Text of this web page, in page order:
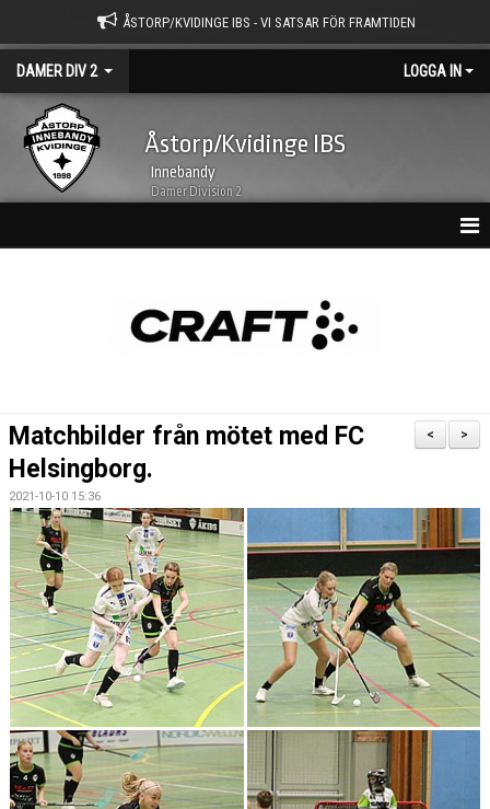
ÅSTORP/KVIDINGE IBS - VI SATSAR FÖR FRAMTIDEN
DAMER DIV 2 LOGGA IN
Åstorp/Kvidinge IBS
Innebandy
Damer Division 2
BILDGALLERI
DOKUMENT
KONTAKT
MATCHER
SERIETABELL
>
<
Matchbilder från mötet med FC
Helsingborg.
2021-10-10 15:36